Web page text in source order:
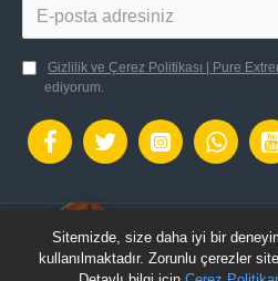
Gizlilik ve Çerez Politikası | Pure
ediyorum.
OpenCart Altyapısı ile
Parfüm © 2024 - Tüm Hakları
Sitemizde, size daha iyi bir
kullanılmaktadır. Zorunlu çerezler